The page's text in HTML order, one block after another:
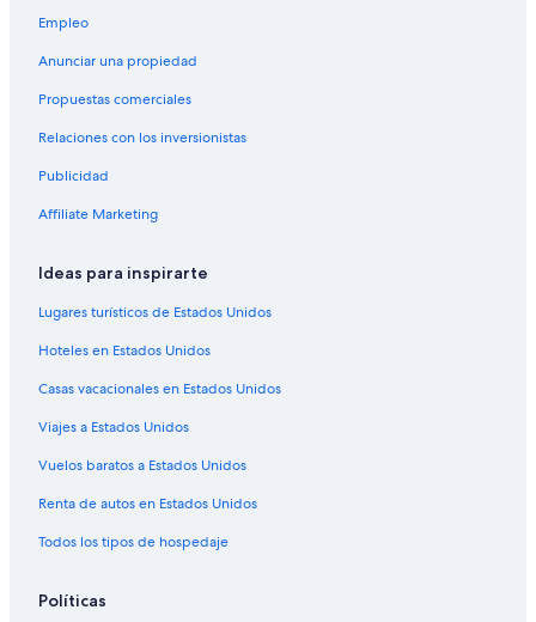
Hoteles cerca de viñedos en Champagne
Hoteles de senderismo en Champagne
Hoteles en Champagne
Residencias en Champagne
Casas de campo en Châlons-en-Champagne
Hoteles en Châlons-en-Champagne
Hoteles en Haussimont
Hoteles en Somsois
Hoteles en Cramant
Castillos en Champagne-Ardenne
Hoteles cerca de viñedos en Champagne-Ardenne
Empleo
Anunciar una propiedad
Propuestas comerciales
Relaciones con los inversionistas
Publicidad
Affiliate Marketing
Ideas para inspirarte
Lugares turísticos de Estados Unidos
Hoteles en Estados Unidos
Casas vacacionales en Estados Unidos
Viajes a Estados Unidos
Vuelos baratos a Estados Unidos
Renta de autos en Estados Unidos
Todos los tipos de hospedaje
Políticas